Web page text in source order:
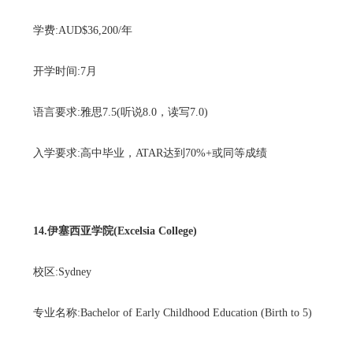
学费:AUD$36,200/年
开学时间:7月
语言要求:雅思7.5(听说8.0，读写7.0)
入学要求:高中毕业，ATAR达到70%+或同等成绩
14.伊塞西亚学院(Excelsia College)
校区:Sydney
专业名称:Bachelor of Early Childhood Education (Birth to 5)